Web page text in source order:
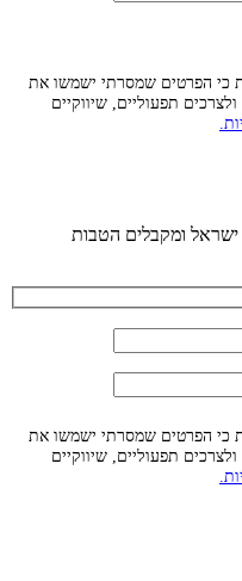
כי הפרטים שמסרתי ישמשו את
תפעוליים, שיווקיים
ומקבלים הטבות
כי הפרטים שמסרתי ישמשו את
תפעוליים, שיווקיים